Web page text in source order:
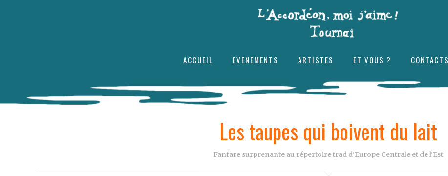
ACCUEIL EVENEMENTS ARTISTES ET VOUS ? CONTACTS
Les taupes qui boivent du lait
Fanfare surprenante au répertoire trad d'Europe Centrale et de l'Est